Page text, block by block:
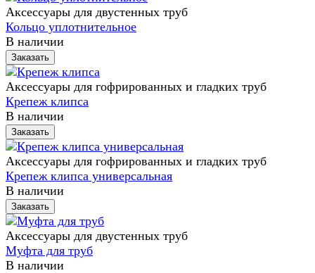
Аксессуары для двустенных труб
Кольцо уплотнительное
В наличии
Заказать
Аксессуары для гофрированных и гладких труб
Крепеж клипса
В наличии
Заказать
Аксессуары для гофрированных и гладких труб
Крепеж клипса универсальная
В наличии
Заказать
Аксессуары для двустенных труб
Муфта для труб
В наличии